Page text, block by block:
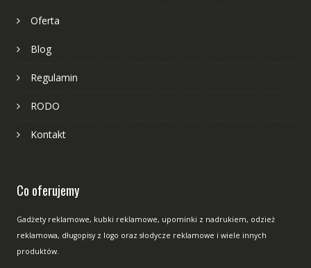
Oferta
Blog
Regulamin
RODO
Kontakt
Co oferujemy
Gadżety reklamowe, kubki reklamowe, upominki z nadrukiem, odzież
reklamowa, długopisy z logo oraz słodycze reklamowe i wiele innych
produktów.